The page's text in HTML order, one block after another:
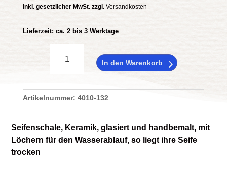
inkl. gesetzlicher MwSt. zzgl. Versandkosten
Lieferzeit: ca. 2 bis 3 Werktage
LILIA
In den Warenkorb
Artikelnummer: 4010-132
Seifenschale, Keramik, glasiert und handbemalt, mit
Löchern für den Wasserablauf, so liegt ihre Seife
trocken